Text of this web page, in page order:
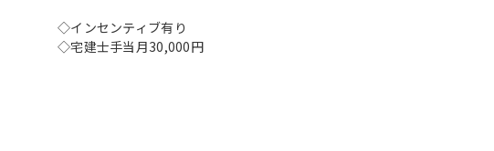
◇インセンティブ有り
◇宅建士手当月30,000円